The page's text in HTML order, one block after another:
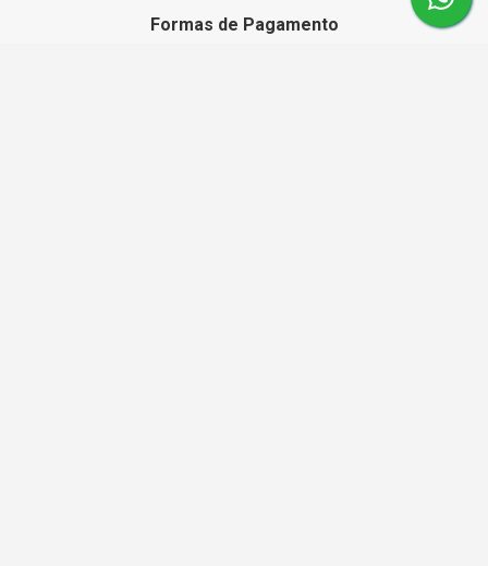
Formas de Pagamento